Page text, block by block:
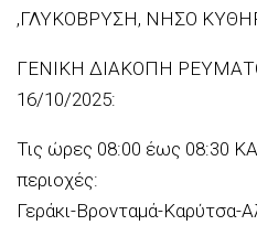
,ΓΛΥΚΟΒΡΥΣΗ, ΝΗΣΟ
ΓΕΝΙΚΗ ΔΙΑΚΟΠΗ
16/10/2025:
Τις ώρες 08:00 έως 08:30
περιοχές:
Γεράκι-Βρονταμά-Καρύτσα-